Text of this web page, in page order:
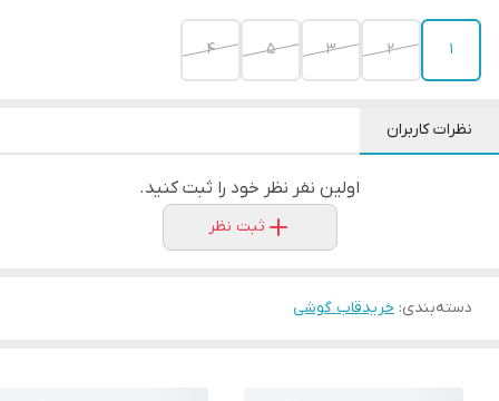
1
2
3 ۵ ۴
نظرات کاربران
اولین نفر نظر خود را ثبت کنید.
ثبت نظر
دسته‌بندی: خریدقاب گوشی